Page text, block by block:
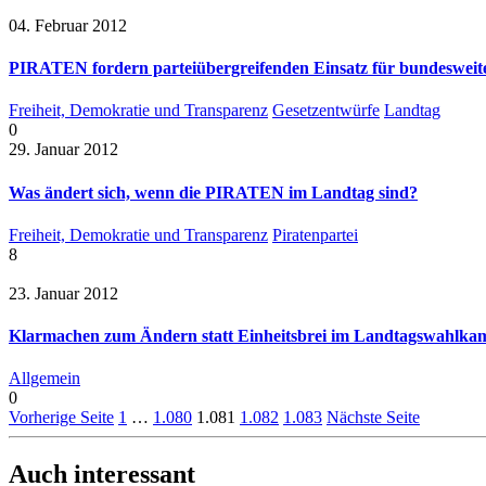
04. Februar 2012
PIRATEN fordern parteiübergreifenden Einsatz für
Freiheit, Demokratie und Transparenz Gesetzentwürfe Landtag
0
29. Januar 2012
Was ändert sich, wenn die PIRATEN im Landtag sind?
Freiheit, Demokratie und Transparenz Piratenpartei
8
23. Januar 2012
Klarmachen zum Ändern statt Einheitsbrei im
Allgemein
0
Vorherige Seite 1 … 1.080 1.081 1.082 1.083 Nächste Seite
Auch interessant